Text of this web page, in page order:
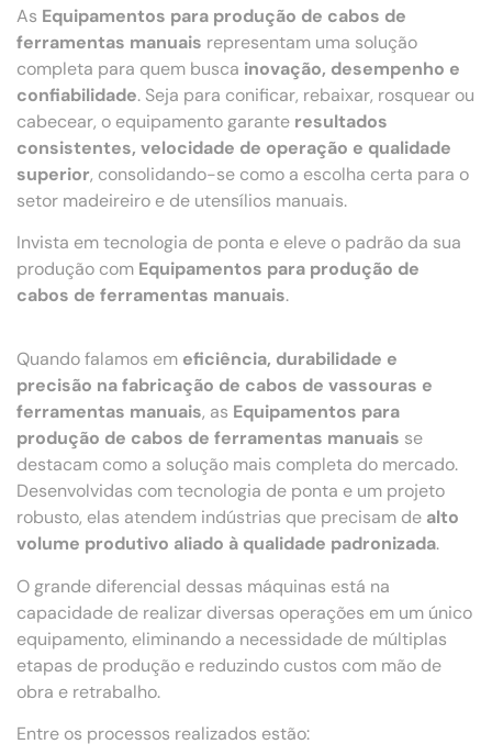
As Equipamentos para produção de cabos de
ferramentas manuais representam uma solução
completa para quem busca inovação, desempenho e
confiabilidade. Seja para conificar, rebaixar, rosquear ou
cabecear, o equipamento garante resultados
consistentes, velocidade de operação e qualidade
superior, consolidando-se como a escolha certa para o
setor madeireiro e de utensílios manuais.
Invista em tecnologia de ponta e eleve o padrão da sua
produção com Equipamentos para produção de
cabos de ferramentas manuais.
Quando falamos em eficiência, durabilidade e
precisão na fabricação de cabos de vassouras e
ferramentas manuais, as Equipamentos para
produção de cabos de ferramentas manuais se
destacam como a solução mais completa do mercado.
Desenvolvidas com tecnologia de ponta e um projeto
robusto, elas atendem indústrias que precisam de alto
volume produtivo aliado à qualidade padronizada.
O grande diferencial dessas máquinas está na
capacidade de realizar diversas operações em um único
equipamento, eliminando a necessidade de múltiplas
etapas de produção e reduzindo custos com mão de
obra e retrabalho.
Entre os processos realizados estão: